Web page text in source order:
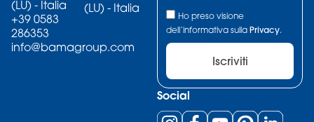
(LU) - Italia
+39 0583
286353
info@bamagroup.com
(LU) - Italia
Ho preso visione
dell’informativa sulla Privacy.
Iscriviti
Social